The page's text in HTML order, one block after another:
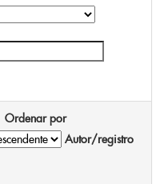
Ordenar por
Autor/registro